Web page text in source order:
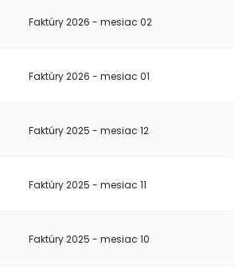
Faktúry 2026 - mesiac 02
Faktúry 2026 - mesiac 01
Faktúry 2025 - mesiac 12
Faktúry 2025 - mesiac 11
Faktúry 2025 - mesiac 10